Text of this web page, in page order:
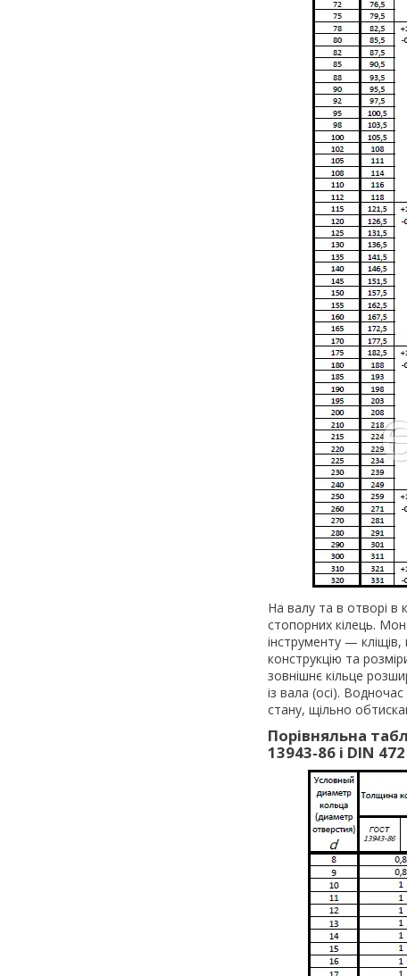
На валу та в отворі в
стопорних кілець.
інструменту —
конструкцію та
зовнішнє кільце
із вала (осі).
стану, щільно
Порівняльна
13943-86 і DIN 472